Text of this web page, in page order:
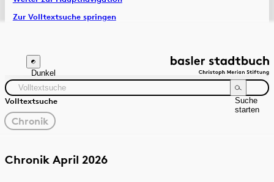
Zur Volltextsuche springen
Dunkel
Volltextsuche
Suche
starten
gewählter
Filter
Chronik
Quelle Zeitraum
Chronik April 2026